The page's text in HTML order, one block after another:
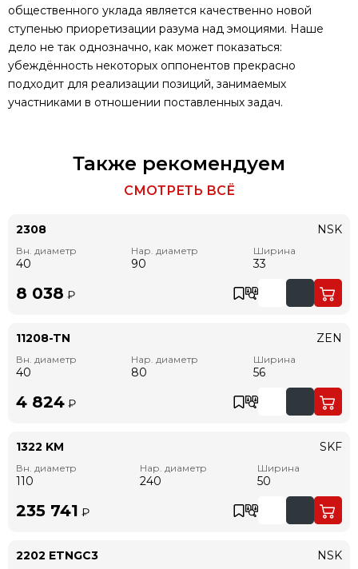
общественного уклада является качественно новой
ступенью приоретизации разума над эмоциями. Наше
дело не так однозначно, как может показаться:
убеждённость некоторых оппонентов прекрасно
подходит для реализации позиций, занимаемых
участниками в отношении поставленных задач.
Также рекомендуем
СМОТРЕТЬ ВСЁ
2308
Вн. диаметр
40
Нар. диаметр
90
Ширина
33
NSK
8 038 ₽
11208-TN
Вн. диаметр
40
Нар. диаметр
80
Ширина
56
ZEN
4 824 ₽
1322 KM
Вн. диаметр
110
Нар. диаметр
240
Ширина
50
SKF
235 741 ₽
2202 ETNGC3 NSK